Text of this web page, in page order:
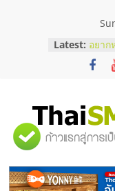
Latest: อยาก
เริ่ม
สัมม
ไชส์
ร้าน
บริษัท
วิธีเลื
"ศูนย์
รวม